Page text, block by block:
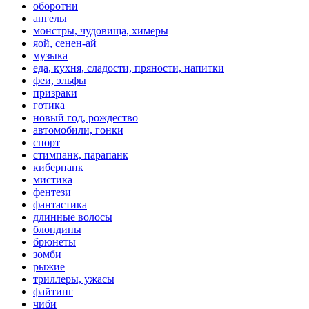
оборотни
ангелы
монстры, чудовища, химеры
яой, сенен-ай
музыка
еда, кухня, сладости, пряности, напитки
феи, эльфы
призраки
готика
новый год, рождество
автомобили, гонки
спорт
стимпанк, парапанк
киберпанк
мистика
фентези
фантастика
длинные волосы
блондины
брюнеты
зомби
рыжие
триллеры, ужасы
файтинг
чиби